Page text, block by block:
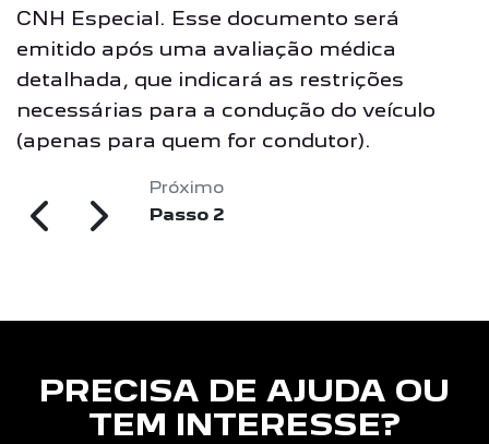
CNH Especial. Esse documento será
emitido após uma avaliação médica
detalhada, que indicará as restrições
necessárias para a condução do veículo
(apenas para quem for condutor).
Próximo
Passo 2
PRECISA DE AJUDA OU
TEM INTERESSE?